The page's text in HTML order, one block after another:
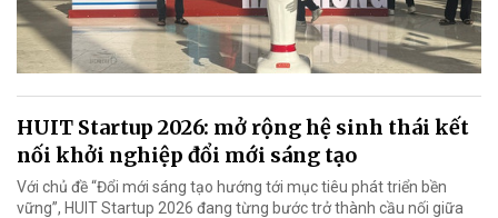
HUIT Startup 2026: mở rộng hệ sinh thái kết
nối khởi nghiệp đổi mới sáng tạo
Với chủ đề “Đổi mới sáng tạo hướng tới mục tiêu phát triển bền
vững”, HUIT Startup 2026 đang từng bước trở thành cầu nối giữa